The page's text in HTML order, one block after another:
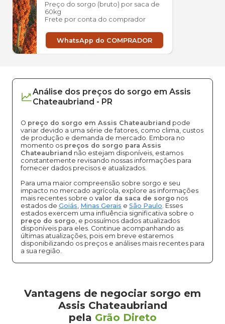
Preço do sorgo (bruto) por saca de
60kg
Frete por conta do comprador
WhatsApp do COMPRADOR
Análise dos preços do sorgo em Assis
Chateaubriand - PR
O preço do sorgo em Assis Chateaubriand pode
variar devido a uma série de fatores, como clima, custos
de produção e demanda de mercado. Embora no
momento os preços do sorgo para Assis
Chateaubriand não estejam disponíveis, estamos
constantemente revisando nossas informações para
fornecer dados precisos e atualizados.
Para uma maior compreensão sobre sorgo e seu
impacto no mercado agrícola, explore as informações
mais recentes sobre o valor da saca de sorgo nos
estados de Goiás, Minas Gerais e São Paulo. Esses
estados exercem uma influência significativa sobre o
preço do sorgo, e possuímos dados atualizados
disponíveis para eles. Continue acompanhando as
últimas atualizações, pois em breve estaremos
disponibilizando os preços e análises mais recentes para
a sua região.
Vantagens de negociar sorgo em
Assis Chateaubriand
pela Grão Direto